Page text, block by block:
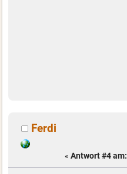
Ferdi
« Antwort #4 am: